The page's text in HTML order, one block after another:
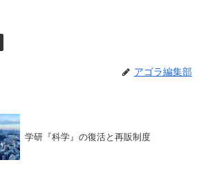
アゴラ編集部
学研『科学』の復活と再販制度